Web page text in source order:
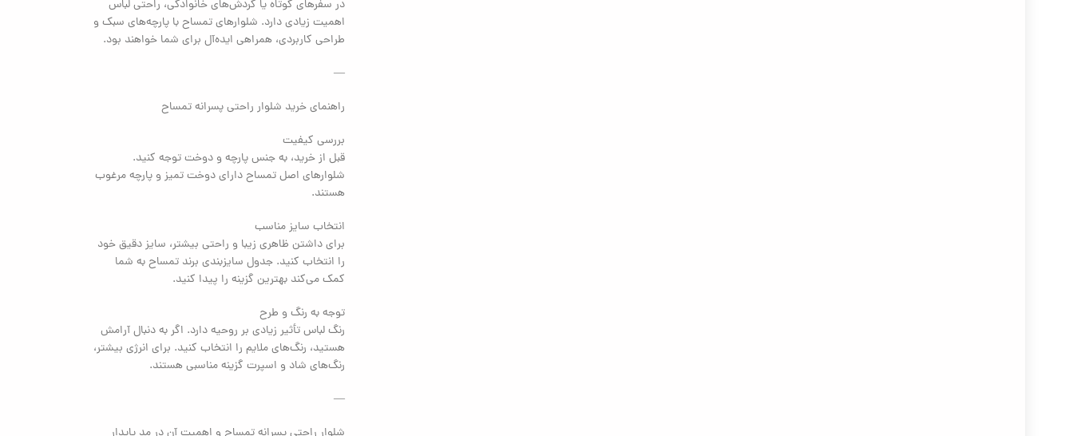
در سفرهای کوتاه یا گردش‌های خانوادگی، راحتی لباس
اهمیت زیادی دارد. شلوارهای تمساح با پارچه‌های سبک و
طراحی کاربردی، همراهی ایده‌آل برای شما خواهند بود.
—
راهنمای خرید شلوار راحتی پسرانه تمساح
بررسی کیفیت
قبل از خرید، به جنس پارچه و دوخت توجه کنید.
شلوارهای اصل تمساح دارای دوخت تمیز و پارچه مرغوب
هستند.
انتخاب سایز مناسب
برای داشتن ظاهری زیبا و راحتی بیشتر، سایز دقیق خود
را انتخاب کنید. جدول سایزبندی برند تمساح به شما
کمک می‌کند بهترین گزینه را پیدا کنید.
توجه به رنگ و طرح
رنگ لباس تأثیر زیادی بر روحیه دارد. اگر به دنبال آرامش
هستید، رنگ‌های ملایم را انتخاب کنید. برای انرژی بیشتر،
رنگ‌های شاد و اسپرت گزینه مناسبی هستند.
—